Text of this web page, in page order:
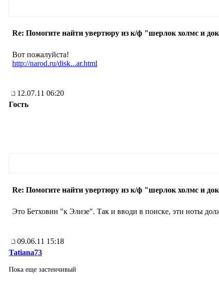
Re: Помогите найти увертюру из к/ф "шерлок холмс и
Вот пожалуйста!
http://narod.ru/disk...ar.html
12.07.11 06:20
Гость
Re: Помогите найти увертюру из к/ф "шерлок холмс и
Это Бетховин "к Элизе". Так и вводи в поиске, эти ноты
09.06.11 15:18
Tatiana73
Пока еще застенчивый